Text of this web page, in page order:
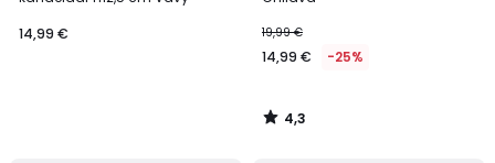
14,99 €
19,99 €
14,99 € -25%
4,3
/